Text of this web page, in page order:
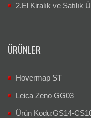
2.El Kiralık ve Satılık
ÜRÜNLER
Hovermap ST
Leica Zeno GG03
Ürün Kodu:GS14-